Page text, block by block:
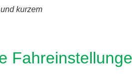
kurzem